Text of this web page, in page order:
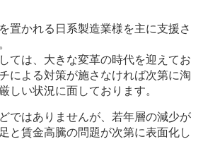
置かれる日系製造業様を主に支援さ
ては、大きな変革の時代を迎えてお
による対策が施さなければ次第に淘
しい状況に面しております。
ではありませんが、若年層の減少が
と賃金高騰の問題が次第に表面化し